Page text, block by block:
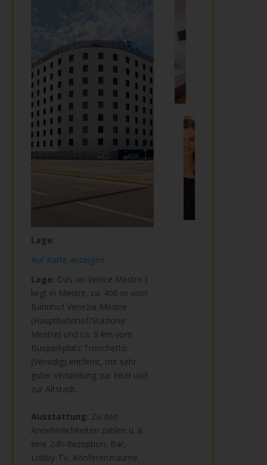
Lage:
Auf Karte anzeigen
Lage: Das ao Venice Mestre I
liegt in Mestre, ca. 400 m vom
Bahnhof Venezia-Mestre
(Hauptbahnhof/Stazione
Mestre) und ca. 9 km vom
Busparkplatz Tronchetto
(Venedig) entfernt, mit sehr
guter Verbindung zur Insel und
zur Altstadt.
Ausstattung: Zu den
Annehmlichkeiten zählen u. a.
eine 24h-Rezeption, Bar,
Lobby-TV, Konferenzräume,